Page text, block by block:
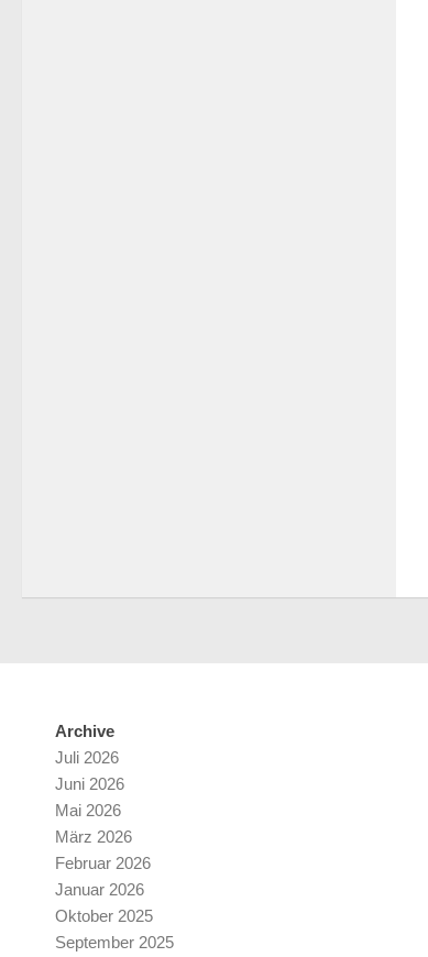
Archive
Juli 2026
Juni 2026
Mai 2026
März 2026
Februar 2026
Januar 2026
Oktober 2025
September 2025